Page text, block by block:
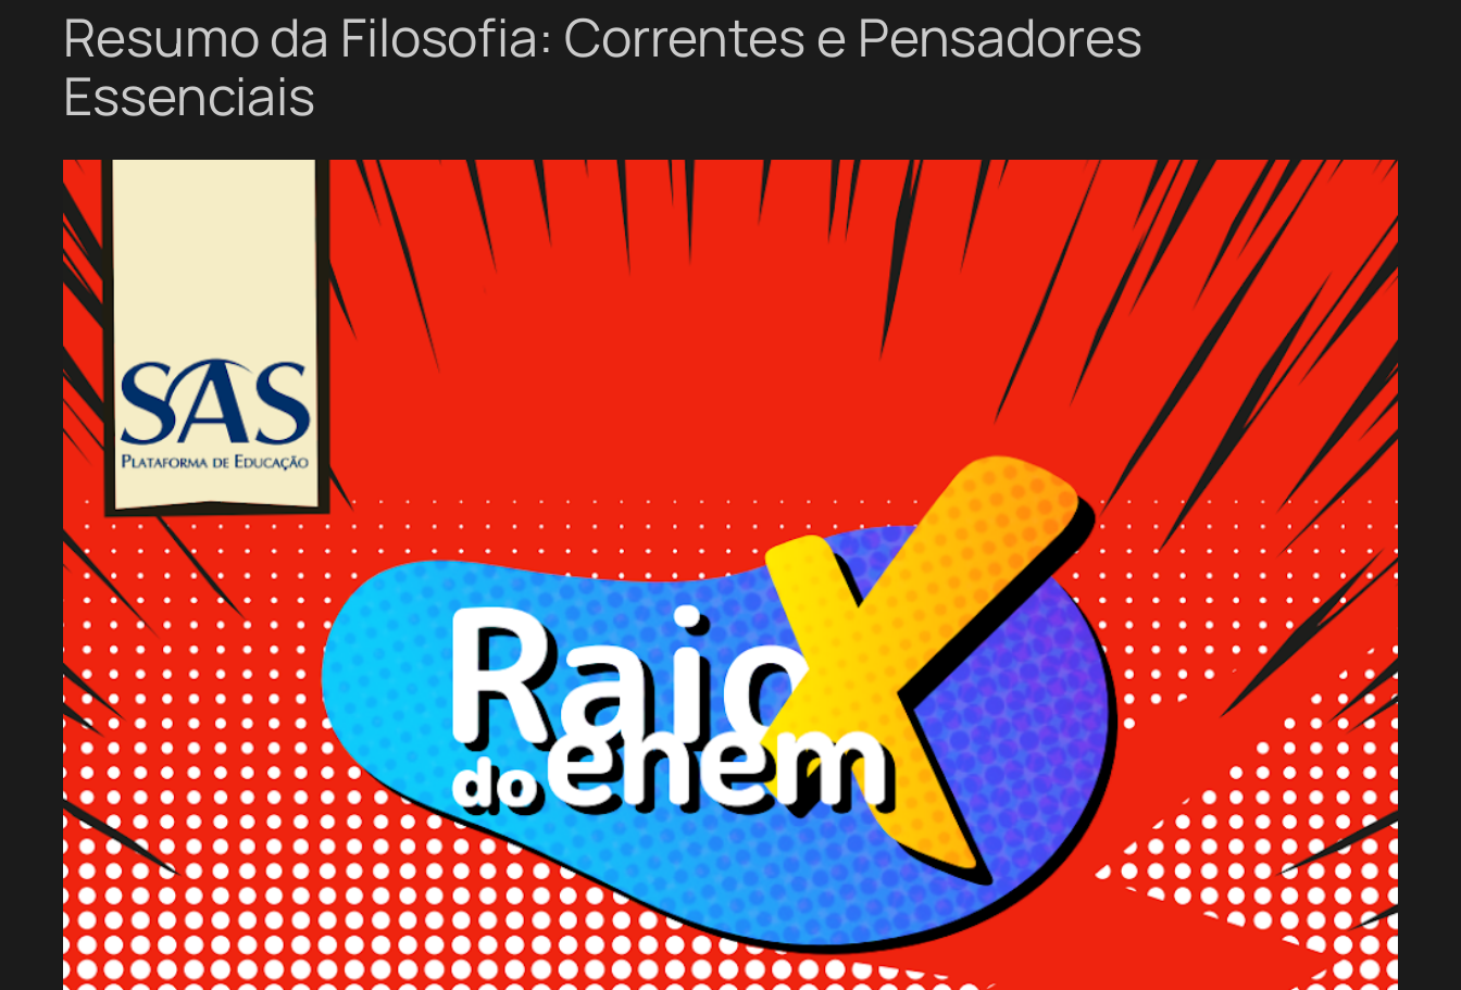
Resumo da Filosofia: Correntes e Pensadores
Essenciais